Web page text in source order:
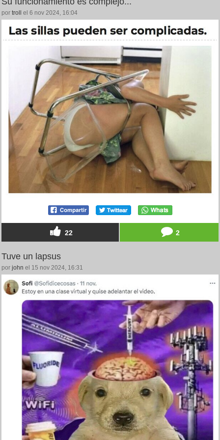
por troll el 6 nov 2024, 16:04
22 2
Tuve un lapsus
por john el 15 nov 2024, 16:31